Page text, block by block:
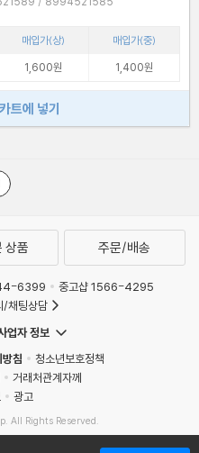
매입가(상)
매입가(중)
1,600원 1,400원
트에 넣기
상품 주문/배송
6399
중고샵 1566-4295
채팅상담
업자 정보
침
청소년보호정책
거래처관계자께
광고
All Rights Reserved.